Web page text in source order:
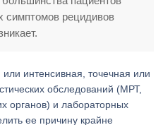
симптомов рецидивов
интенсивная, точечная или
обследований (МРТ,
органов) и лабораторных
ее причину крайне